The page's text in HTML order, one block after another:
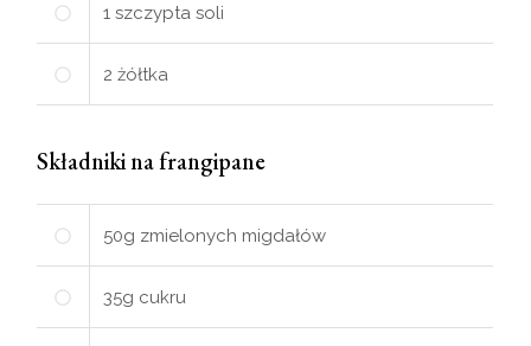
1 szczypta soli
2 żółtka
Składniki na frangipane
50g zmielonych migdałów
35g cukru